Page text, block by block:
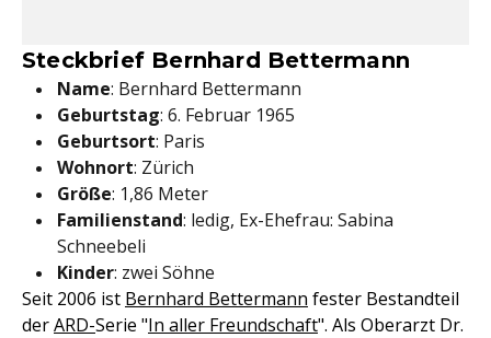
Steckbrief Bernhard Bettermann
Name: Bernhard Bettermann
Geburtstag: 6. Februar 1965
Geburtsort: Paris
Wohnort: Zürich
Größe: 1,86 Meter
Familienstand: ledig, Ex-Ehefrau: Sabina
Schneebeli
Kinder: zwei Söhne
Seit 2006 ist Bernhard Bettermann fester Bestandteil
derARD-Serie "In aller Freundschaft". Als Oberarzt Dr.